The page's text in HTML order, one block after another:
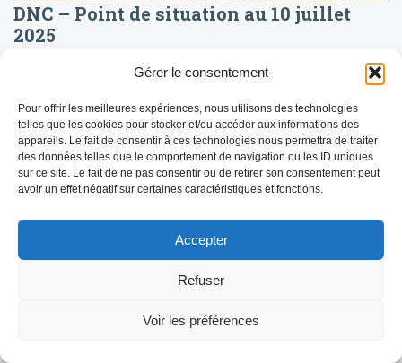
Gérer le consentement
Pour offrir les meilleures expériences, nous utilisons des technologies
telles que les cookies pour stocker et/ou accéder aux informations des
appareils. Le fait de consentir à ces technologies nous permettra de traiter
des données telles que le comportement de navigation ou les ID uniques
sur ce site. Le fait de ne pas consentir ou de retirer son consentement peut
avoir un effet négatif sur certaines caractéristiques et fonctions.
Accepter
Refuser
Voir les préférences
DNC – Point de situation au 10 juillet
2025
surveillance renforcée avec une situation épidémiologique
concernant la progression de la maladie, les […]
LIRE LA SUITE